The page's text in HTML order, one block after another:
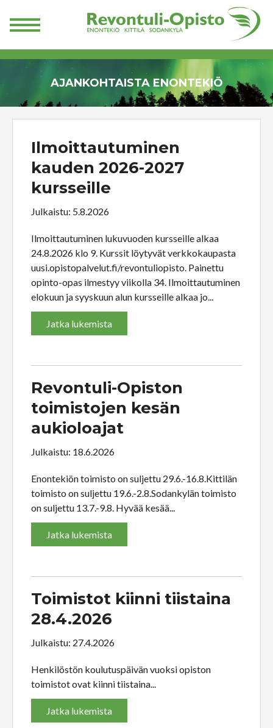
AJANKOHTAISTA ENONTEKIÖ
Ilmoittautuminen
kauden 2026-2027
kursseille
Julkaistu: 5.8.2026
Ilmoittautuminen lukuvuoden kursseille alkaa
24.8.2026 klo 9. Kurssit löytyvät verkkokaupasta
uusi.opistopalvelut.fi/revontuliopisto. Painettu
opinto-opas ilmestyy viikolla 34. Ilmoittautuminen
elokuun ja syyskuun alun kursseille alkaa jo...
Jatka lukemista
Revontuli-Opiston
toimistojen kesän
aukioloajat
Julkaistu: 18.6.2026
Enontekiön toimisto on suljettu 29.6.-16.8.Kittilän
toimisto on suljettu 19.6.-2.8.Sodankylän toimisto
on suljettu 13.7.-9.8. Hyvää kesää...
Jatka lukemista
Toimistot kiinni tiistaina
28.4.2026
Julkaistu: 27.4.2026
Henkilöstön koulutuspäivän vuoksi opiston
toimistot ovat kiinni tiistaina...
Jatka lukemista